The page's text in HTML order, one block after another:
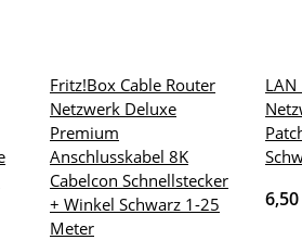
Fritz!Box Cable Router
Netzwerk Deluxe
Premium
Anschlusskabel 8K
Cabelcon Schnellstecker
+ Winkel Schwarz 1-25
Meter
LAN